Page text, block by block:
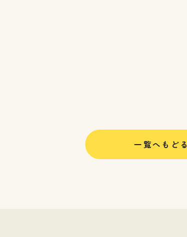
一覧へもどる